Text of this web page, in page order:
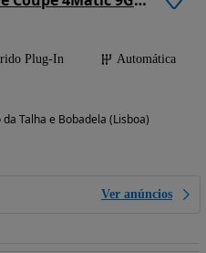
Plug-In
Automática
Talha e Bobadela (Lisboa)
Ver anúncios